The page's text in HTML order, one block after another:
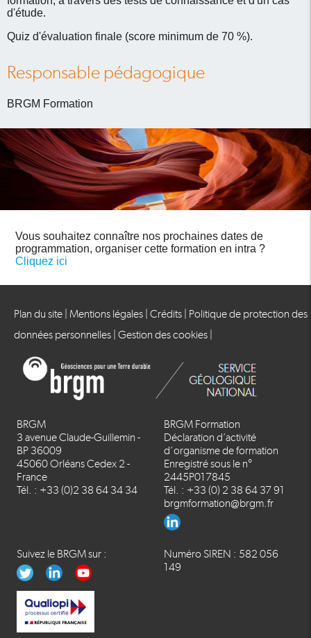
d'étude.
Quiz d'évaluation finale (score minimum de 70 %).
Responsable pédagogique
BRGM Formation
Vous souhaitez connaître nos prochaines dates de
programmation, organiser cette formation en intra ?
Cliquez ici
Plan du site Mentions légales Crédits Politique de protection des
données personnelles Gestion des cookies
BRGM
3 avenue Claude-Guillemin -
BP 36009
45060 Orléans Cedex 2 -
France
Tél. : +33 (0)2 38 64 34 34
BRGM Formation
Déclaration d’activité
d’organisme de formation
Enregistré sous le n°
2445P017845
Tél. : +33 (0) 2 38 64 37 91
brgmformation@brgm.fr
Suivez le BRGM sur :
Numéro SIREN : 582 056
149